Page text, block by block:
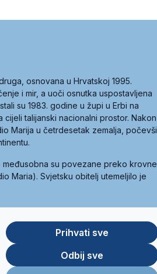
osnovana u Hrvatskoj 1995.
i mir, a uoči osnutka uspostavljena
su 1983. godine u župi u Erbi na
talijanski nacionalni prostor. Nakon
Marija u četrdesetak zemalja, počevši
međusobna su povezane preko krovne
Maria). Svjetsku obitelj utemeljilo je
Store
Prihvati sve
Odbij sve